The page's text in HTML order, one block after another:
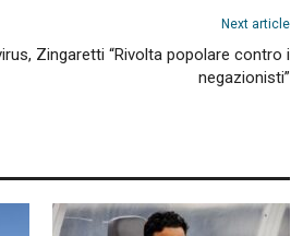
Next article
Zingaretti “Rivolta popolare contro i
negazionisti”